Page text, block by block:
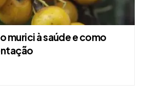
murici à saúde e como